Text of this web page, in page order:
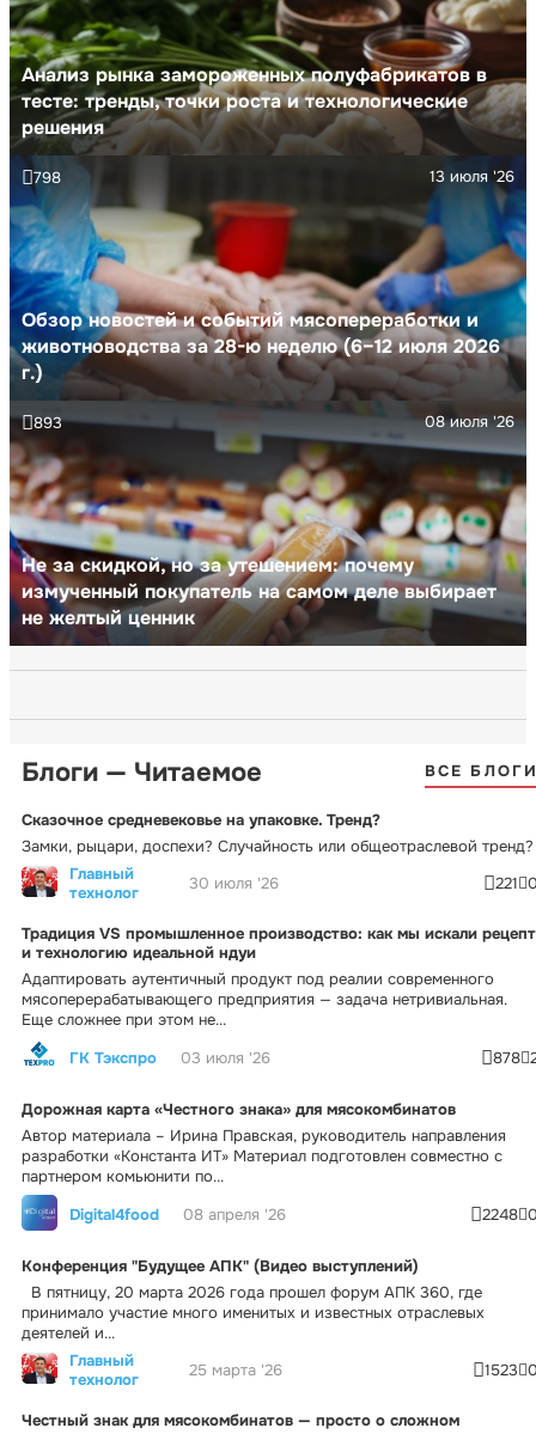
Анализ рынка замороженных полуфабрикатов в
тесте: тренды, точки роста и технологические
решения
Обзор новостей и событий мясопереработки и
животноводства за 28-ю неделю (6–12 июля 2026
г.)
13 июля '26
798
Не за скидкой, но за утешением: почему
измученный покупатель на самом деле выбирает
не желтый ценник
08 июля '26
893
Блоги — Читаемое ВСЕ
Сказочное средневековье на упаковке. Тренд?
Замки, рыцари, доспехи? Случайность или общеотраслевой тренд?
Главный
технолог
30 июля '26 221
Традиция VS промышленное производство: как мы искали рецепт
и технологию идеальной ндуи
Адаптировать аутентичный продукт под реалии современного
мясоперерабатывающего предприятия — задача нетривиальная.
Еще сложнее при этом не...
ГК Тэкспро
03 июля '26 878
Дорожная карта «Честного знака» для мясокомбинатов
Автор материала – Ирина Правская, руководитель направления
разработки «Константа ИТ» Материал подготовлен совместно с
партнером комьюнити по...
Digital4food
08 апреля '26 2248
Конференция "Будущее АПК" (Видео выступлений)
В пятницу, 20 марта 2026 года прошел форум АПК 360, где
принимало участие много именитых и известных отраслевых
деятелей и...
Главный
технолог
25 марта '26 1523
Честный знак для мясокомбинатов — просто о сложном